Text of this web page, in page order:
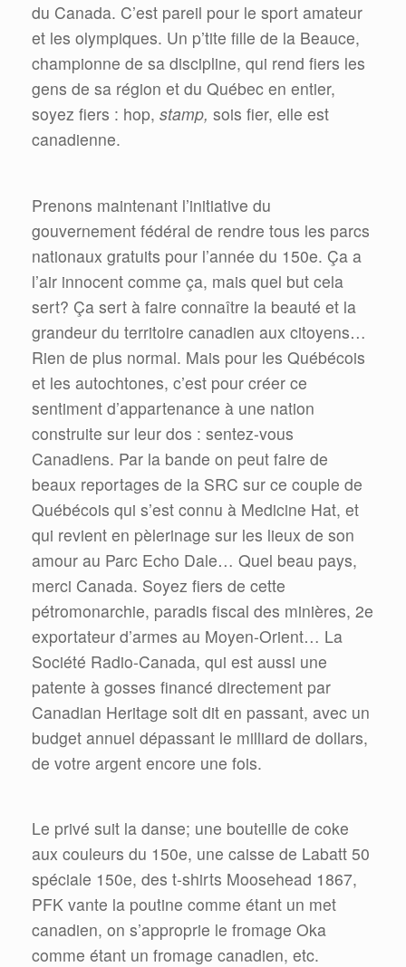
du Canada. C’est pareil pour le sport amateur
et les olympiques. Un p’tite fille de la Beauce,
championne de sa discipline, qui rend fiers les
gens de sa région et du Québec en entier,
soyez fiers : hop, stamp, sois fier, elle est
canadienne.
Prenons maintenant l’initiative du
gouvernement fédéral de rendre tous les parcs
nationaux gratuits pour l’année du 150e. Ça a
l’air innocent comme ça, mais quel but cela
sert? Ça sert à faire connaître la beauté et la
grandeur du territoire canadien aux citoyens…
Rien de plus normal. Mais pour les Québécois
et les autochtones, c’est pour créer ce
sentiment d’appartenance à une nation
construite sur leur dos : sentez-vous
Canadiens. Par la bande on peut faire de
beaux reportages de la SRC sur ce couple de
Québécois qui s’est connu à Medicine Hat, et
qui revient en pèlerinage sur les lieux de son
amour au Parc Echo Dale… Quel beau pays,
merci Canada. Soyez fiers de cette
pétromonarchie, paradis fiscal des minières, 2e
exportateur d’armes au Moyen-Orient… La
Société Radio-Canada, qui est aussi une
patente à gosses financé directement par
Canadian Heritage soit dit en passant, avec un
budget annuel dépassant le milliard de dollars,
de votre argent encore une fois.
Le privé suit la danse; une bouteille de coke
aux couleurs du 150e, une caisse de Labatt 50
spéciale 150e, des t-shirts Moosehead 1867,
PFK vante la poutine comme étant un met
canadien, on s’approprie le fromage Oka
comme étant un fromage canadien, etc.